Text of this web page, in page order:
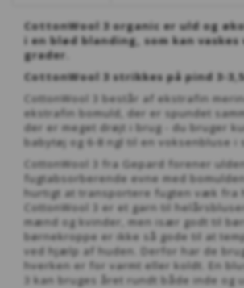
CottonWool 3 organic er uld og
i en blød blanding, som kan vaskes
grader.
CottonWool 3 strikkes på pind 3-
CottonWool 3 består af ekstrafin
ekstrafin bomuld, der er spundet
der er meget drøjt i brug - du bruger
babytøj og 6-8 ngl til en voksenbluse i
CottonWool 3 fra Gepard forener
fugtabsorberende evne med
hurtigt at transportere fugten væk fra
CottonWool 3 er et garn til
mænd og kvinder, men især godt til
børnekroppe er ikke så gode til at
ved hjælp af huden. Derfor har de
hverken er for varmt eller koldt. En
3 kan bruges året rundt både inde og